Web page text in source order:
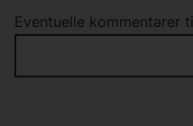
Eventuelle kommentarer